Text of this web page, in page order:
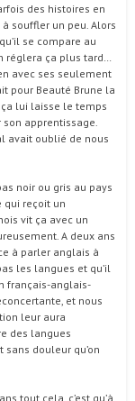
des histoires en
souffler un peu. Alors
se compare au
ça plus tard…
avec ses seulement
pour Beauté Brune la
lui laisse le temps
apprentissage.
avait oublié de nous
noir ou gris au pays
qui reçoit un
vit ça avec un
A deux ans
à parler anglais à
les langues et qu’il
français-anglais-
et nous
leur aura
des langues
douleur qu’on
tout cela, c’est qu’à